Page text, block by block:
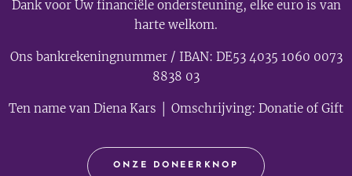
Dank voor Uw financiële ondersteuning, elke euro is van
harte welkom.
Ons bankrekeningnummer / IBAN: DE53 4035 1060 0073
8838 03
Ten name van Diena Kars │ Omschrijving: Donatie of Gift
ONZE DONEERKNOP